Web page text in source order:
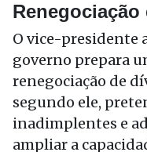
O vice-presidente
governo prepara
renegociação de
segundo ele,
inadimplentes e
ampliar a